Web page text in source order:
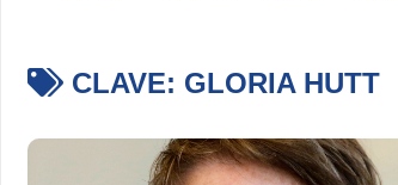
CLAVE: GLORIA HUTT